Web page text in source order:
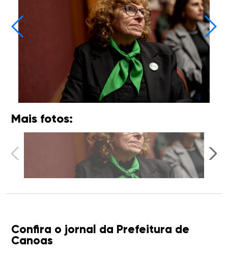
Mais fotos:
Confira o jornal da Prefeitura de
Canoas